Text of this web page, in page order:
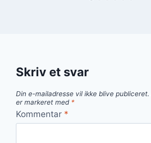
Skriv et svar
Din e-mailadresse vil ikke blive publiceret.
er markeret med *
Kommentar *